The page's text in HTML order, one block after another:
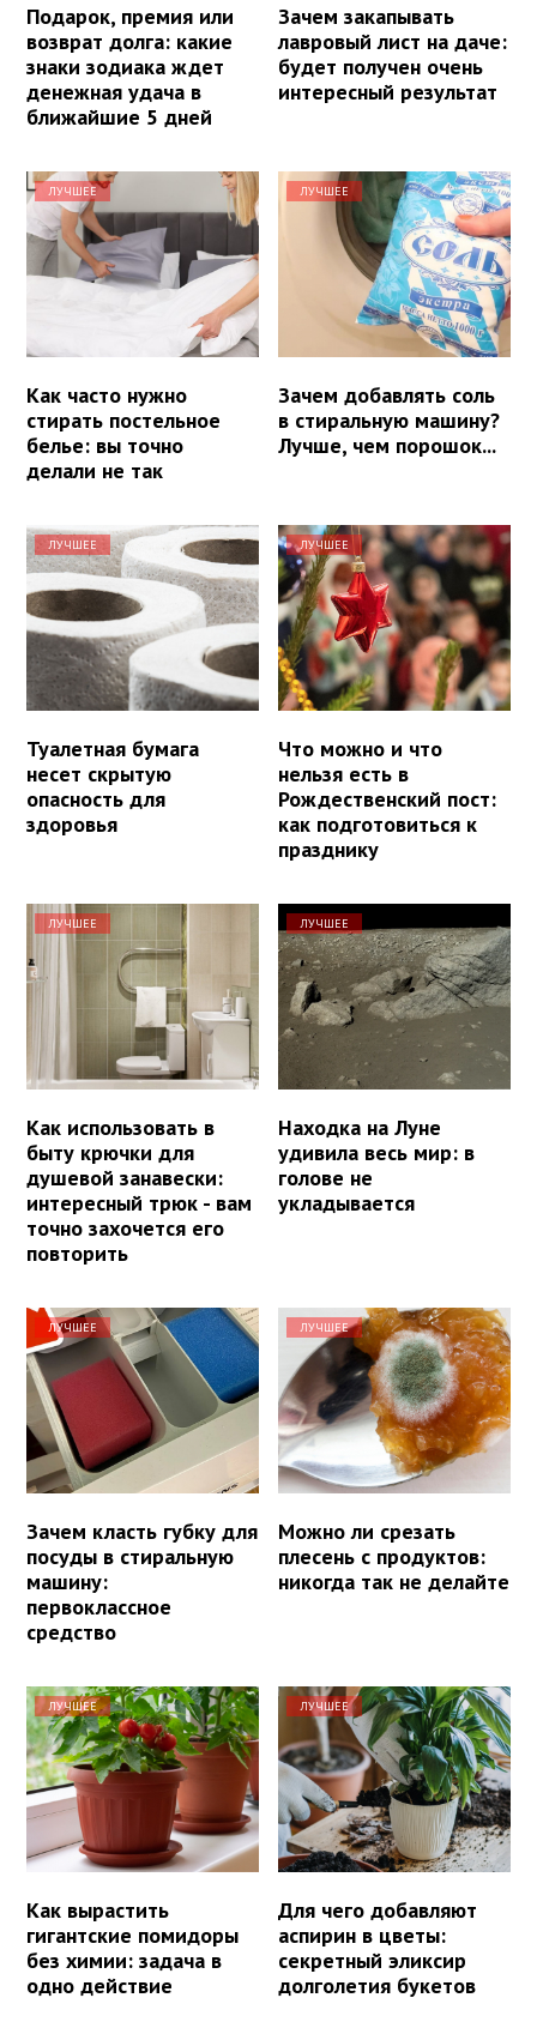
Подарок, премия или
возврат долга: какие
знаки зодиака ждет
денежная удача в
ближайшие 5 дней
Зачем закапывать
лавровый лист на даче:
будет получен очень
интересный результат
ЛУЧШЕЕ
Как часто нужно
стирать постельное
белье: вы точно
делали не так
ЛУЧШЕЕ
Зачем добавлять соль
в стиральную машину?
Лучше, чем порошок...
ЛУЧШЕЕ
Туалетная бумага
несет скрытую
опасность для
здоровья
ЛУЧШЕЕ
Что можно и что
нельзя есть в
Рождественский пост:
как подготовиться к
празднику
ЛУЧШЕЕ
Как использовать в
быту крючки для
душевой занавески:
интересный трюк - вам
точно захочется его
повторить
ЛУЧШЕЕ
Находка на Луне
удивила весь мир: в
голове не
укладывается
ЛУЧШЕЕ
Зачем класть губку для
посуды в стиральную
машину:
первоклассное
средство
ЛУЧШЕЕ
Можно ли срезать
плесень с продуктов:
никогда так не делайте
ЛУЧШЕЕ
Как вырастить
гигантские помидоры
без химии: задача в
одно действие
ЛУЧШЕЕ
Для чего добавляют
аспирин в цветы:
секретный эликсир
долголетия букетов